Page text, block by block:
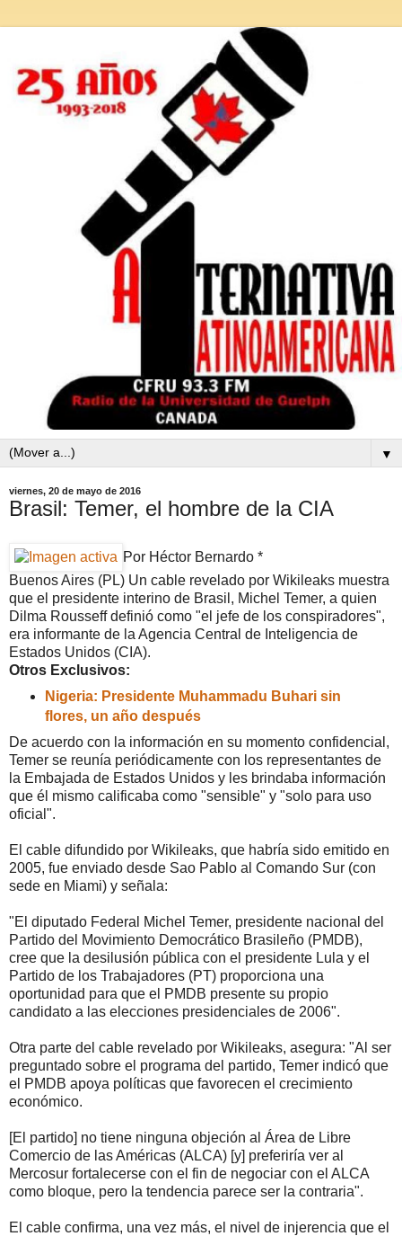
▼
viernes, 20 de mayo de 2016
Brasil: Temer, el hombre de la CIA
Por Héctor Bernardo *
Buenos Aires (PL) Un cable revelado por Wikileaks muestra
que el presidente interino de Brasil, Michel Temer, a quien
Dilma Rousseff definió como "el jefe de los conspiradores",
era informante de la Agencia Central de Inteligencia de
Estados Unidos (CIA).
Otros Exclusivos:
Nigeria: Presidente Muhammadu Buhari sin
flores, un año después
De acuerdo con la información en su momento confidencial,
Temer se reunía periódicamente con los representantes de
la Embajada de Estados Unidos y les brindaba información
que él mismo calificaba como "sensible" y "solo para uso
oficial".
El cable difundido por Wikileaks, que habría sido emitido en
2005, fue enviado desde Sao Pablo al Comando Sur (con
sede en Miami) y señala:
"El diputado Federal Michel Temer, presidente nacional del
Partido del Movimiento Democrático Brasileño (PMDB),
cree que la desilusión pública con el presidente Lula y el
Partido de los Trabajadores (PT) proporciona una
oportunidad para que el PMDB presente su propio
candidato a las elecciones presidenciales de 2006".
Otra parte del cable revelado por Wikileaks, asegura: "Al ser
preguntado sobre el programa del partido, Temer indicó que
el PMDB apoya políticas que favorecen el crecimiento
económico.
[El partido] no tiene ninguna objeción al Área de Libre
Comercio de las Américas (ALCA) [y] preferiría ver al
Mercosur fortalecerse con el fin de negociar con el ALCA
como bloque, pero la tendencia parece ser la contraria".
El cable confirma, una vez más, el nivel de injerencia que el